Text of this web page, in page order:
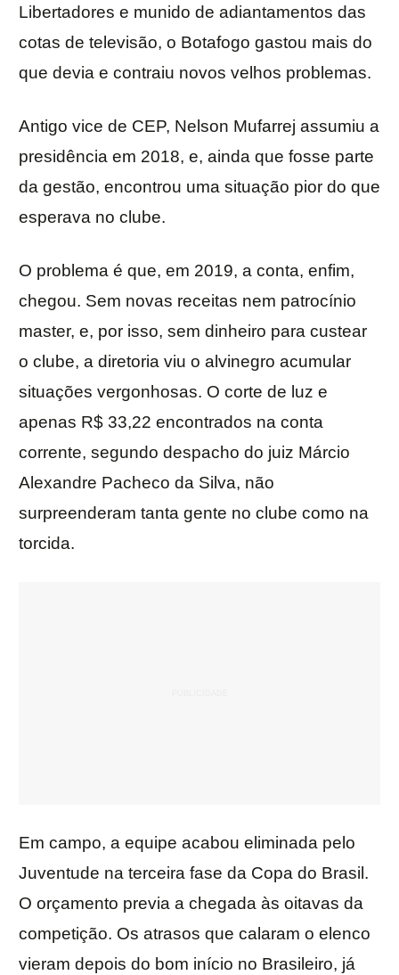
Libertadores e munido de adiantamentos das
cotas de televisão, o Botafogo gastou mais do
que devia e contraiu novos velhos problemas.
Antigo vice de CEP, Nelson Mufarrej assumiu a
presidência em 2018, e, ainda que fosse parte
da gestão, encontrou uma situação pior do que
esperava no clube.
O problema é que, em 2019, a conta, enfim,
chegou. Sem novas receitas nem patrocínio
master, e, por isso, sem dinheiro para custear
o clube, a diretoria viu o alvinegro acumular
situações vergonhosas. O corte de luz e
apenas R$ 33,22 encontrados na conta
corrente, segundo despacho do juiz Márcio
Alexandre Pacheco da Silva, não
surpreenderam tanta gente no clube como na
torcida.
Em campo, a equipe acabou eliminada pelo
Juventude na terceira fase da Copa do Brasil.
O orçamento previa a chegada às oitavas da
competição. Os atrasos que calaram o elenco
vieram depois do bom início no Brasileiro, já